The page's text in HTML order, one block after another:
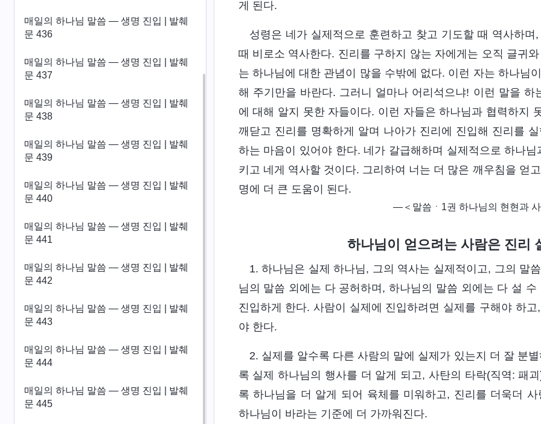
매일의 하나님 말씀 ― 생명 진입 | 발췌
문 436
매일의 하나님 말씀 ― 생명 진입 | 발췌
문 437
매일의 하나님 말씀 ― 생명 진입 | 발췌
문 438
매일의 하나님 말씀 ― 생명 진입 | 발췌
문 439
매일의 하나님 말씀 ― 생명 진입 | 발췌
문 440
매일의 하나님 말씀 ― 생명 진입 | 발췌
문 441
매일의 하나님 말씀 ― 생명 진입 | 발췌
문 442
매일의 하나님 말씀 ― 생명 진입 | 발췌
문 443
매일의 하나님 말씀 ― 생명 진입 | 발췌
문 444
매일의 하나님 말씀 ― 생명 진입 | 발췌
문 445
게 된다.
성령은 네가 실제적으로 훈련하고 찾고 기도할 때 역사하
때 비로소 역사한다. 진리를 구하지 않는 자에게는 오직 글귀
는 하나님에 대한 관념이 많을 수밖에 없다. 이런 자는 하나님
해 주기만을 바란다. 그러니 얼마나 어리석으냐! 이런 말을
에 대해 알지 못한 자들이다. 이런 자들은 하나님과 협력하지
깨닫고 진리를 명확하게 알며 나아가 진리에 진입해 진리를
하는 마음이 있어야 한다. 네가 갈급해하며 실제적으로 하나
키고 네게 역사할 것이다. 그리하여 너는 더 많은 깨우침을 얻
명에 더 큰 도움이 된다.
―＜말씀ㆍ1권 하나님의 현현과 사
하나님이 얻으려는 사람은 진리
1. 하나님은 실제 하나님, 그의 역사는 실제적이고, 그의 말
님의 말씀 외에는 다 공허하며, 하나님의 말씀 외에는 다 설
진입하게 한다. 사람이 실제에 진입하려면 실제를 구해야 하
야 한다.
2. 실제를 알수록 다른 사람의 말에 실제가 있는지 더 잘 분
록 실제 하나님의 행사를 더 알게 되고, 사탄의 타락(직역: 패
록 하나님을 더 알게 되어 육체를 미워하고, 진리를 더욱더
하나님이 바라는 기준에 더 가까워진다.